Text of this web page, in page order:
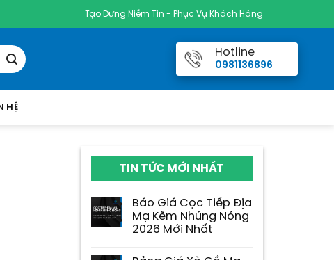
Tạo Dựng Niềm Tin - Phục Vụ Khách Hàng
Hotline
0981136896
HỆ
TIN TỨC MỚI NHẤT
Báo Giá Cọc Tiếp Địa
Mạ Kẽm Nhúng Nóng
2026 Mới Nhất